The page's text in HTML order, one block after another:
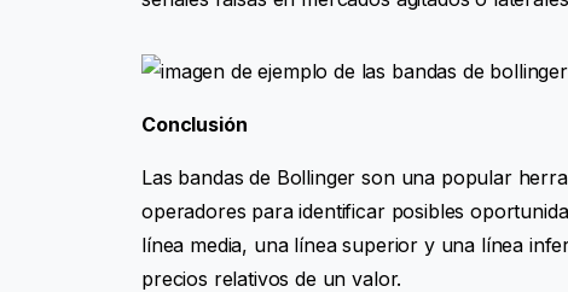
Conclusión
Las bandas de Bollinger son una popular
operadores para identificar posibles
línea media, una línea superior y una línea
precios relativos de un valor.